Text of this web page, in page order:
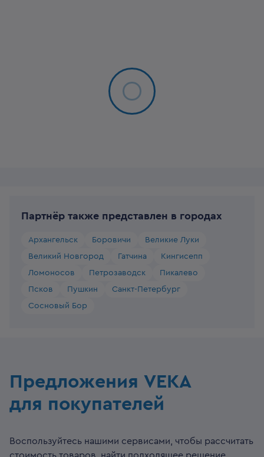
Партнёр также представлен в городах
Архангельск Боровичи
Великие Луки
Великий Новгород
Гатчина
Кингисепп
Ломоносов
Петрозаводск
Пикалево
Псков
Пушкин
Санкт-Петербург
Сосновый Бор
Предложения VEKA
для покупателей
Воспользуйтесь нашими сервисами, чтобы рассчитать